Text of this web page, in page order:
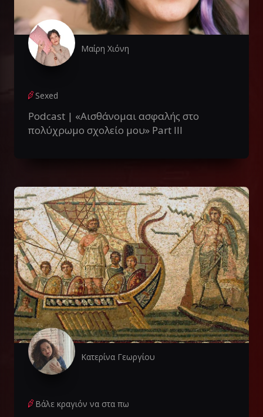
Μαίρη Χιόνη
Sexed
Podcast | «Αισθάνομαι ασφαλής στο
πολύχρωμο σχολείο μου» Part III
Κατερίνα Γεωργίου
Βάλε κραγιόν να στα πω